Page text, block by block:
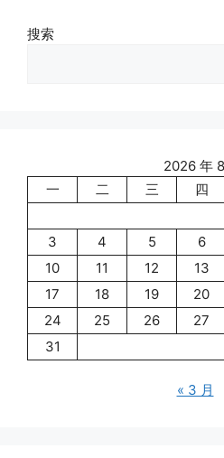
搜索
2026 年
一
二 三 四
3
4 5 6
10
11 12 13
17
18 19 20
24
25 26 27
31
« 3 月